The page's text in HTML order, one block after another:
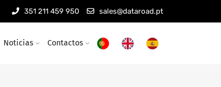
351 211 459 950 sales@dataroad.pt
Noticias Contactos